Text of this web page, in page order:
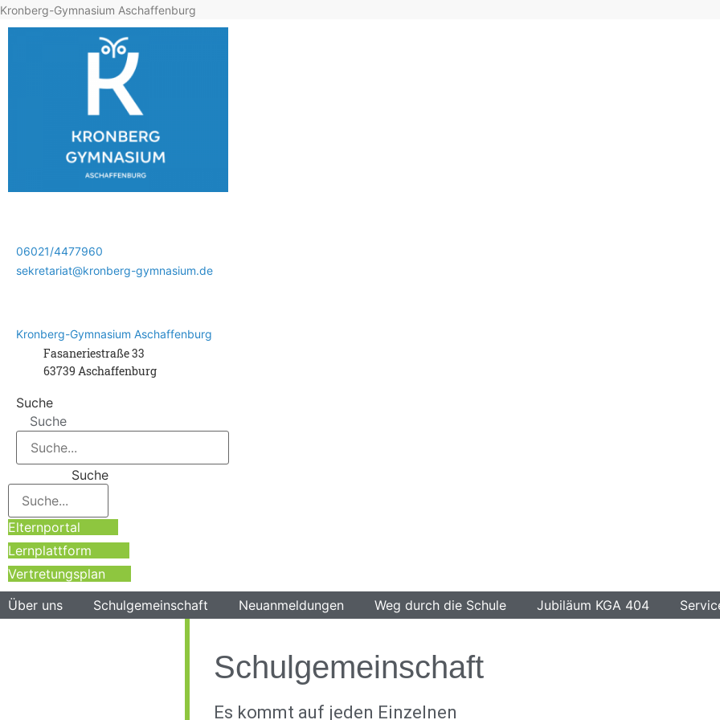
Kronberg-Gymnasium Aschaffenburg
06021/4477960
sekretariat@kronberg-gymnasium.de
Kronberg-Gymnasium Aschaffenburg
Fasaneriestraße 33
63739 Aschaffenburg
Suche
Suche
Suche
Elternportal
Lernplattform
Vertretungsplan
Über uns
Schulgemeinschaft Neuanmeldungen Weg durch die Schule Jubiläum KGA 404
Schulgemeinschaft
Es kommt auf jeden Einzelnen